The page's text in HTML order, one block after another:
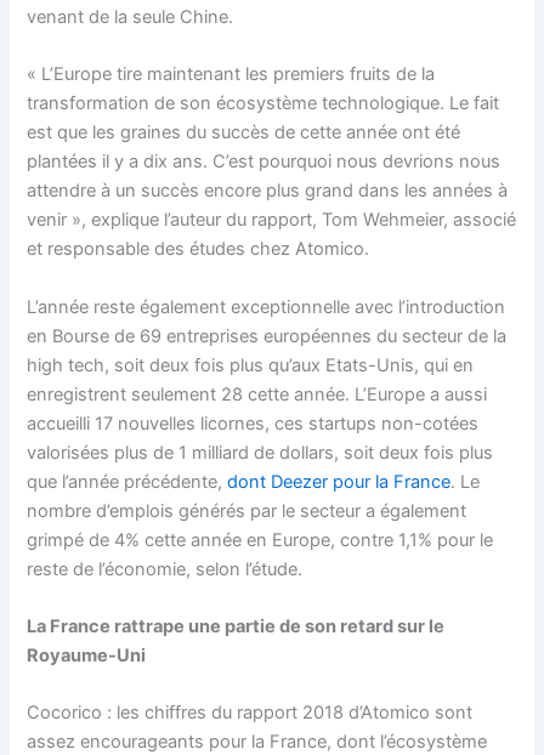
venant de la seule Chine.
« L’Europe tire maintenant les premiers fruits de la
transformation de son écosystème technologique. Le fait
est que les graines du succès de cette année ont été
plantées il y a dix ans. C’est pourquoi nous devrions nous
attendre à un succès encore plus grand dans les années à
venir », explique l’auteur du rapport, Tom Wehmeier, associé
et responsable des études chez Atomico.
L’année reste également exceptionnelle avec l’introduction
en Bourse de 69 entreprises européennes du secteur de la
high tech, soit deux fois plus qu’aux Etats-Unis, qui en
enregistrent seulement 28 cette année. L’Europe a aussi
accueilli 17 nouvelles licornes, ces startups non-cotées
valorisées plus de 1 milliard de dollars, soit deux fois plus
que l’année précédente,dont Deezer pour la France. Le
nombre d’emplois générés par le secteur a également
grimpé de 4% cette année en Europe, contre 1,1% pour le
reste de l’économie, selon l’étude.
La France rattrape une partie de son retard sur le
Royaume-Uni
Cocorico : les chiffres du rapport 2018 d’Atomico sont
assez encourageants pour la France, dont l’écosystème